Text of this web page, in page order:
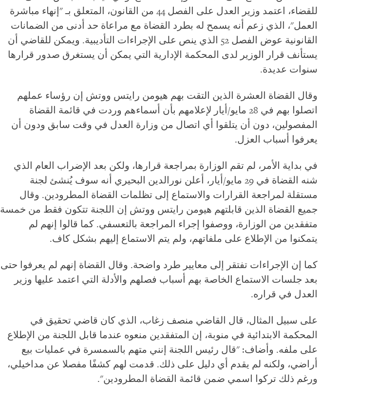
للقضاء، اعتمد وزير العدل على الفصل 44 من القانون، المتعلق بـ "إنهاء مباشرة
العمل"، الذي زعم أنه يسمح له بطرد القضاة مع مراعاة حد أدنى من الضمانات
القانونية عوض الفصل 52 الذي ينص على الإجراءات التأديبية. ويمكن للقاضي أن
يستأنف قرار الوزير لدى المحكمة الإدارية التي يمكن أن يستغرق صدور قرارها
سنوات عديدة.
وقال القضاة العشرة الذين التقت بهم هيومن رايتس ووتش إن رؤساء عملهم
اتصلوا بهم في 28 مايو/أيار لإعلامهم بأن أسماءهم وردت في قائمة القضاة
المفصولين، دون أن يتلقوا أي اتصال من وزارة العدل في وقت سابق ودون أن
يعرفوا أسباب العزل.
في بداية الأمر، لم تقم الوزارة بمراجعة قرارها، ولكن بعد الإضراب العام الذي
شنه القضاة في 29 مايو/أيار، أعلن نورالدين البحيري أنه سوف يُنشئ لجنة
مستقلة لمراجعة القرارات والاستماع إلى تظلمات القضاة المطرودين. وقال
جميع القضاة الذين قابلتهم هيومن رايتس ووتش إن اللجنة تتكون فقط من خمسة
متفقدين من الوزارة، ووصفوا إجراء المراجعة بالتعسفي. كما قالوا إنهم لم
يتمكنوا من الإطلاع على ملفاتهم، ولم يتم الاستماع إليهم بشكل كاف.
كما إن الإجراءات تفتقر إلى معايير طرد واضحة. وقال القضاة إنهم لم يعرفوا حتى
بعد جلسات الاستماع الخاصة بهم أسباب فصلهم والأدلة التي اعتمد عليها وزير
العدل في قراره.
على سبيل المثال، قال القاضي منصف زغاب، الذي كان قاضي تحقيق في
المحكمة الابتدائية في منوبة، إن المتفقدين منعوه عندما قابل اللجنة من الإطلاع
على ملفه. وأضاف: "قال رئيس اللجنة إنني متهم بالسمسرة في عمليات بيع
أراضي، ولكنه لم يقدم أي دليل على ذلك. قدمت لهم كشفًا مفصلا عن مداخيلي،
ورغم ذلك تركوا اسمي ضمن قائمة القضاة المطرودين".